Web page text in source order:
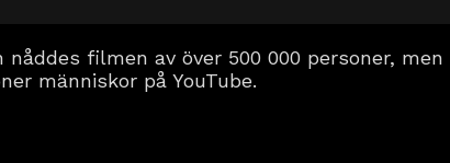
filmen av över 500 000 personer, men
människor på YouTube.